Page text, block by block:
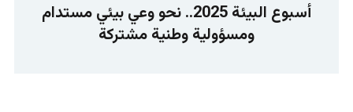
أسبوع البيئة 2025.. نحو وعي بيئي مستدام
ومسؤولية وطنية مشتركة